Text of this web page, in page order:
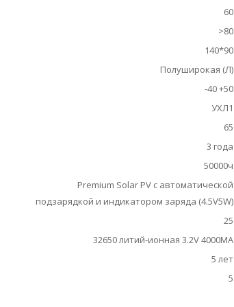
60
>80
140*90
Полуширокая (Л)
-40 +50
УХЛ1
65
3 года
50000ч
Premium Solar PV с автоматической
подзарядкой и индикатором заряда (4.5V5W)
25
32650 литий-ионная 3.2V 4000MA
5 лет
5